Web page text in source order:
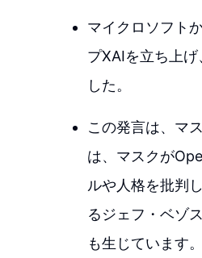
マイクロソフト
プXAIを立ち上
した。
この発言は、マ
は、マスクが
ルや人格を批判
るジェフ・ベゾ
も生じています。